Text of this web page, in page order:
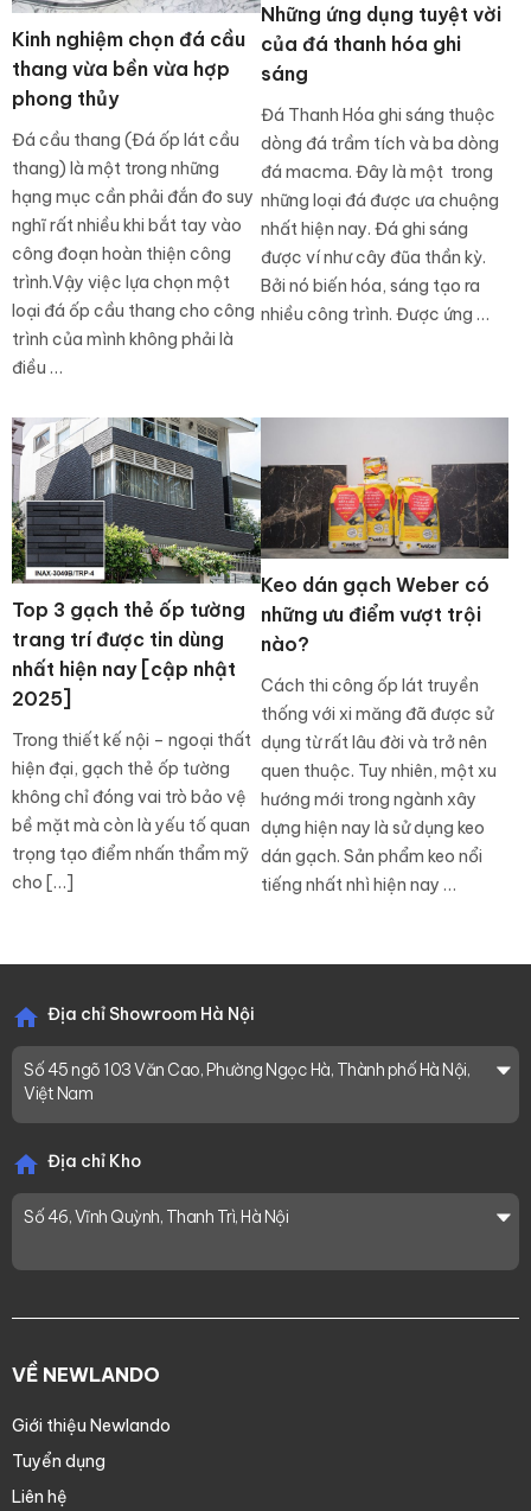
Kinh nghiệm chọn đá cầu
thang vừa bền vừa hợp
phong thủy
Đá cầu thang (Đá ốp lát cầu
thang) là một trong những
hạng mục cần phải đắn đo suy
nghĩ rất nhiều khi bắt tay vào
công đoạn hoàn thiện công
trình.Vậy việc lựa chọn một
loại đá ốp cầu thang cho công
trình của mình không phải là
điều …
Những ứng dụng tuyệt vời
của đá thanh hóa ghi
sáng
Đá Thanh Hóa ghi sáng thuộc
dòng đá trầm tích và ba dòng
đá macma. Đây là một trong
những loại đá được ưa chuộng
nhất hiện nay. Đá ghi sáng
được ví như cây đũa thần kỳ.
Bởi nó biến hóa, sáng tạo ra
nhiều công trình. Được ứng …
Top 3 gạch thẻ ốp tường
trang trí được tin dùng
nhất hiện nay [cập nhật
2025]
Trong thiết kế nội – ngoại thất
hiện đại, gạch thẻ ốp tường
không chỉ đóng vai trò bảo vệ
bề mặt mà còn là yếu tố quan
trọng tạo điểm nhấn thẩm mỹ
cho […]
Keo dán gạch Weber có
những ưu điểm vượt trội
nào?
Cách thi công ốp lát truyền
thống với xi măng đã được sử
dụng từ rất lâu đời và trở nên
quen thuộc. Tuy nhiên, một xu
hướng mới trong ngành xây
dựng hiện nay là sử dụng keo
dán gạch. Sản phẩm keo nổi
tiếng nhất nhì hiện nay …
Địa chỉ Showroom Hà Nội
Số 45 ngõ 103 Văn Cao, Phường Ngọc Hà, Thành phố Hà Nội,
Việt Nam
Địa chỉ Kho
Số 46, Vĩnh Quỳnh, Thanh Trì, Hà Nội
VỀ NEWLANDO
Giới thiệu Newlando
Tuyển dụng
Liên hệ